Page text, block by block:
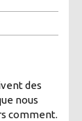
des
nous
comment.